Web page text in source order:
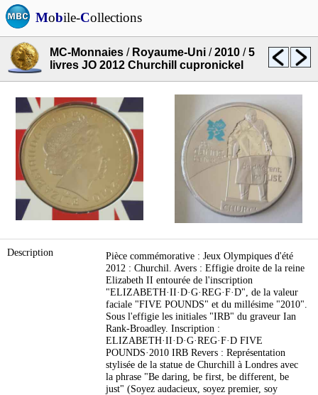
Mobile-Collections
MC-Monnaies / Royaume-Uni /2010 /5
livres JO 2012 Churchill cupronickel
Description
Pièce commémorative : Jeux Olympiques d'été
2012 : Churchil. Avers : Effigie droite de la reine
Elizabeth II entourée de l'inscription
"ELIZABETH·II·D·G·REG·F·D", de la valeur
faciale "FIVE POUNDS" et du millésime "2010".
Sous l'effigie les initiales "IRB" du graveur Ian
Rank-Broadley. Inscription :
ELIZABETH·II·D·G·REG·F·D FIVE
POUNDS·2010 IRB Revers : Représentation
stylisée de la statue de Churchill à Londres avec
la phrase "Be daring, be first, be different, be
just" (Soyez audacieux, soyez premier, soy